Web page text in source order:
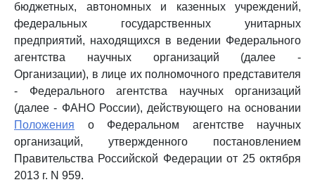
бюджетных, автономных и казенных учреждений,
федеральных государственных унитарных
предприятий, находящихся в ведении Федерального
агентства научных организаций (далее -
Организации), в лице их полномочного представителя
- Федерального агентства научных организаций
(далее - ФАНО России), действующего на основании
Положения о Федеральном агентстве научных
организаций, утвержденного постановлением
Правительства Российской Федерации от 25 октября
2013 г. N 959.